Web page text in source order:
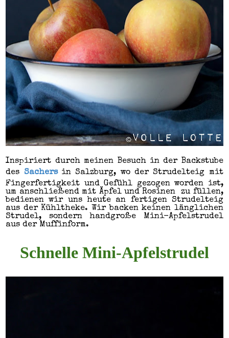
Inspiriert durch meinen Besuch in der Backstube
des Sachers in Salzburg, wo der Strudelteig mit
Fingerfertigkeit und Gefühl gezogen worden ist,
um anschließend mit Äpfel und Rosinen zu füllen,
bedienen wir uns heute an fertigen Strudelteig
aus der Kühltheke. Wir backen keinen länglichen
Strudel, sondern handgroße Mini-Apfelstrudel
aus der Muffinform.
Schnelle Mini-Apfelstrudel